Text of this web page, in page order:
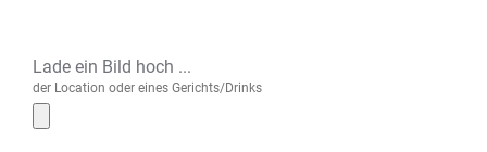
Lade ein Bild hoch ...
der Location oder eines Gerichts/Drinks